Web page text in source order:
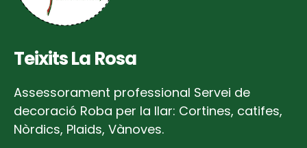
Teixits La Rosa
Assessorament professional Servei de
decoració Roba per la llar: Cortines, catifes,
Nòrdics, Plaids, Vànoves.